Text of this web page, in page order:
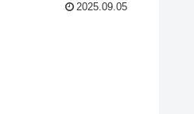
2025.09.05